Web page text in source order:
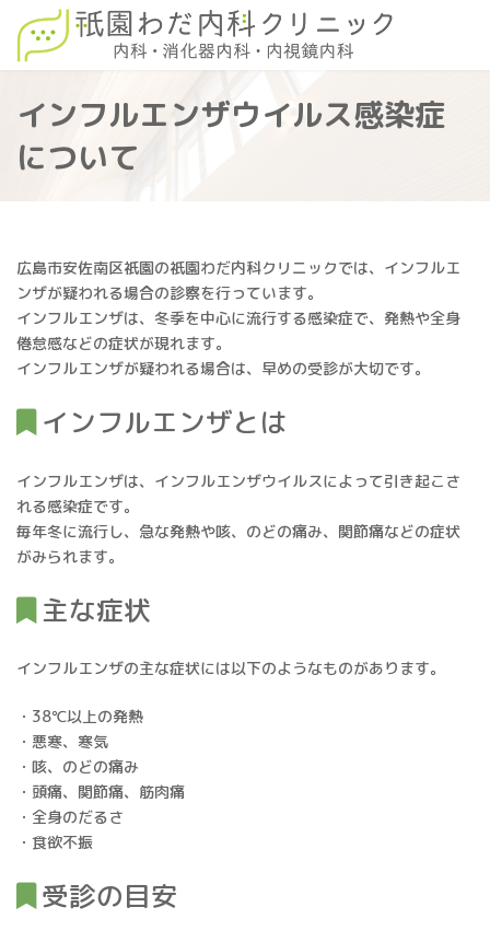
ン
ー
インフルエンザウイルス感染症
について
広島市安佐南区祇園の祇園わだ内科クリニックでは、インフルエ
ンザが疑われる場合の診察を行っています。
インフルエンザは、冬季を中心に流行する感染症で、発熱や全身
倦怠感などの症状が現れます。
インフルエンザが疑われる場合は、早めの受診が大切です。
インフルエンザとは
インフルエンザは、インフルエンザウイルスによって引き起こさ
れる感染症です。
毎年冬に流行し、急な発熱や咳、のどの痛み、関節痛などの症状
がみられます。
主な症状
インフルエンザの主な症状には以下のようなものがあります。
・38℃以上の発熱
・悪寒、寒気
・咳、のどの痛み
・頭痛、関節痛、筋肉痛
・全身のだるさ
・食欲不振
受診の目安